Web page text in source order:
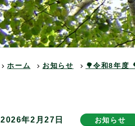
ホーム お知らせ 🌳令和8年
2026年2月27日 お知らせ